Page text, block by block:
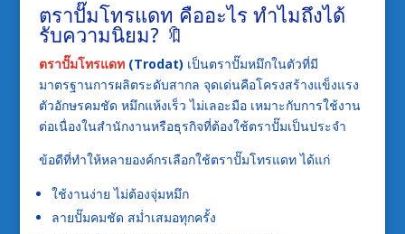
ตราปั๊มโทรแดท คืออะไร ทำไมถึงได้
รับความนิยม? 🔖
ตราปั๊มโทรแดท(Trodat) เป็นตราปั๊มหมึกในตัวที่มี
มาตรฐานการผลิตระดับสากล จุดเด่นคือโครงสร้างแข็งแรง
ตัวอักษรคมชัด หมึกแห้งเร็ว ไม่เลอะมือ เหมาะกับการใช้งาน
ต่อเนื่องในสำนักงานหรือธุรกิจที่ต้องใช้ตราปั๊มเป็นประจำ
ข้อดีที่ทำให้หลายองค์กรเลือกใช้ตราปั๊มโทรแดท ได้แก่
ใช้งานง่าย ไม่ต้องจุ่มหมึก
ลายปั๊มคมชัด สม่ำเสมอทุกครั้ง